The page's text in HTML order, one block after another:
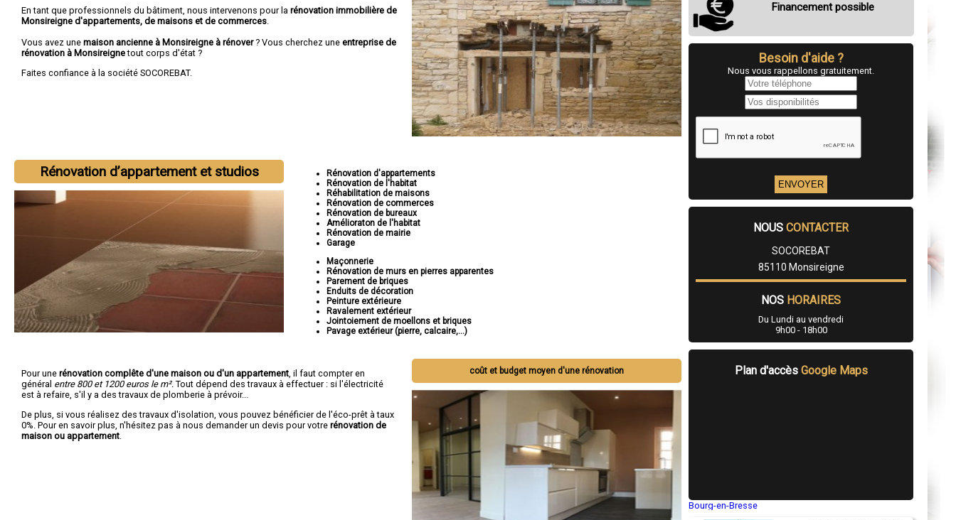
En tant que professionnels du bâtiment, nous intervenons pour la rénovation immobilière de
Monsireigne d'appartements, de maisons et de commerces
Vous avez une maison ancienne à Monsireigne à rénover? Vous cherchez une entreprise de
rénovation à Monsireignetout corps d'état ?
Faites confiance à la société SOCOREBAT.
Rénovation d’appartement et studios
Rénovation d'appartements
Rénovation de l'habitat
Réhabilitation de maisons
Rénovation de commerces
Rénovation de bureaux
Amélioraton de l'habitat
Rénovation de mairie
Garage
Maçonnerie
Rénovation de murs en pierres apparentes
Parement de briques
Enduits de décoration
Peinture extérieure
Ravalement extérieur
Jointoiement de moellons et briques
Pavage extérieur (pierre, calcaire,...)
coût et budget moyen d'une rénovation
Pour une rénovation complête d'une maison ou d'un appartement , il faut compter en
général entre 800 et 1200 euros le m². Tout dépend des travaux à effectuer : si l'électricité
est à refaire, s'il y a des travaux de plomberie à prévoir...
De plus, si vous réalisez des travaux d'isolation, vous pouvez bénéficier de l'éco-prêt à taux
0%. Pour en savoir plus, n'hésitez pas à nous demander un devis pour votre rénovation de
maison ou appartement
Financement possible
Besoin d'aide ?
Nous vous rappellons gratuitement.
NOUS CONTACTER
SOCOREBAT
85110 Monsireigne
NOS HORAIRES
Du Lundi au vendredi
9h00 - 18h00
Plan d'accès Google Maps
Bourg-en-Bresse